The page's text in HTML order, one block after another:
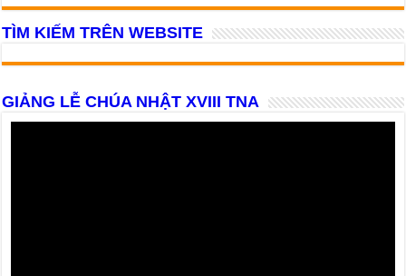
TÌM KIẾM TRÊN WEBSITE
GIẢNG LỄ CHÚA NHẬT XVIII TNA